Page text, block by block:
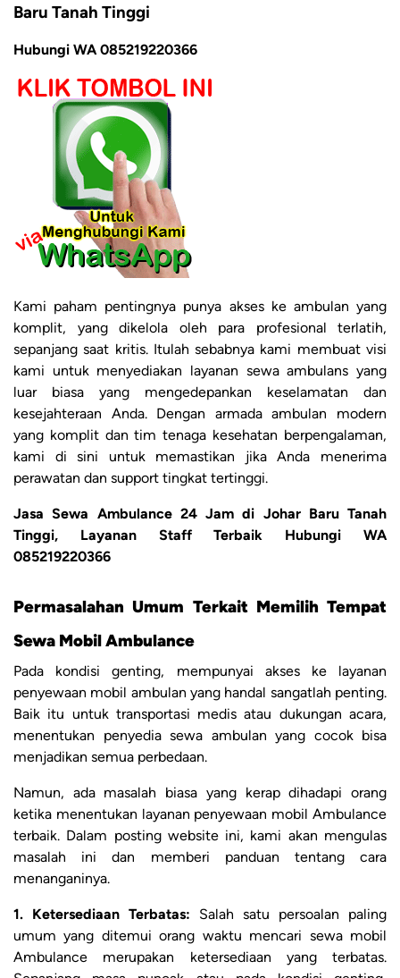
Baru Tanah Tinggi
Hubungi WA 085219220366
Kami paham pentingnya punya akses ke ambulan yang
komplit, yang dikelola oleh para profesional terlatih,
sepanjang saat kritis. Itulah sebabnya kami membuat visi
kami untuk menyediakan layanan sewa ambulans yang
luar biasa yang mengedepankan keselamatan dan
kesejahteraan Anda. Dengan armada ambulan modern
yang komplit dan tim tenaga kesehatan berpengalaman,
kami di sini untuk memastikan jika Anda menerima
perawatan dan support tingkat tertinggi.
Jasa Sewa Ambulance 24 Jam di Johar Baru Tanah
Tinggi, Layanan Staff Terbaik Hubungi WA
085219220366
Permasalahan Umum Terkait Memilih Tempat
Sewa Mobil Ambulance
Pada kondisi genting, mempunyai akses ke layanan
penyewaan mobil ambulan yang handal sangatlah penting.
Baik itu untuk transportasi medis atau dukungan acara,
menentukan penyedia sewa ambulan yang cocok bisa
menjadikan semua perbedaan.
Namun, ada masalah biasa yang kerap dihadapi orang
ketika menentukan layanan penyewaan mobil Ambulance
terbaik. Dalam posting website ini, kami akan mengulas
masalah ini dan memberi panduan tentang cara
menanganinya.
1. Ketersediaan Terbatas: Salah satu persoalan paling
umum yang ditemui orang waktu mencari sewa mobil
Ambulance merupakan ketersediaan yang terbatas.